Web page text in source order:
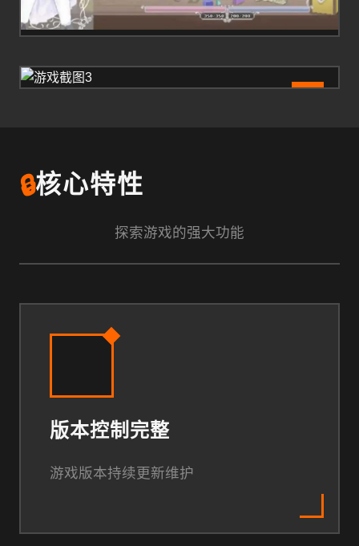
🔒核心特性
探索游戏的强大功能
版本控制完整
游戏版本持续更新维护